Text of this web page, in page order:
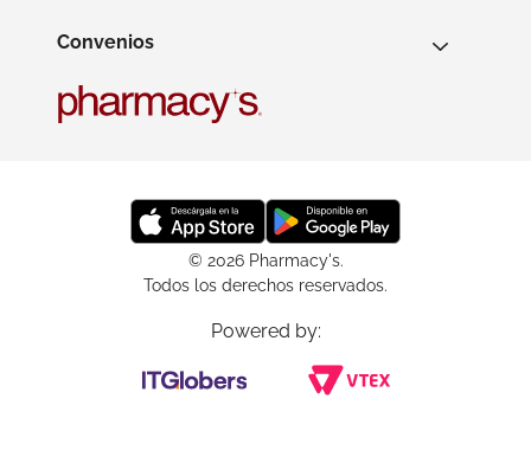
Convenios
© 2026 Pharmacy's.
Todos los derechos reservados.
Powered by: